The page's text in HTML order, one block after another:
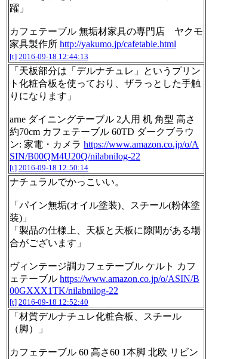
躍」
カフェテーブル 無垢材家具の専門店 ヤクモ
家具製作所 http://yakumo.jp/cafetable.html
[t] 2016-09-18 12:44:13
「天板部分は「デルナチュレ」というプリン
ト化粧合板を使っており、ザラっとした手触
りになります」
arne ダイニングテーブル 2人用 机 角型 高さ
約70cm カフェテーブル 60TD ダークブラウ
ン: 家電・カメラ https://www.amazon.co.jp/o/A
SIN/B00QM4U20Q/nilabnilog-22
[t] 2016-09-18 12:50:14
ナチュラルでかっこいい。
「パイン無垢(オイル塗装)、スチール(粉体塗
装)」
「製品の仕様上、天板と天板に隙間がある場
合がございます」
ヴィンテージ調カフェテーブル ケルト カフ
ェテーブル https://www.amazon.co.jp/o/ASIN/B
00GXXX1TK/nilabnilog-22
[t] 2016-09-18 12:52:40
「材質デルナチュレ化粧合板、スチール
（脚）」
カフェテーブル 60 高さ60 1本脚 北欧 リビン